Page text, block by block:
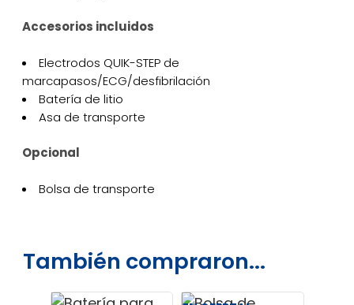
Accesorios incluidos
Electrodos QUIK-STEP de
marcapasos/ECG/desfibrilación
Batería de litio
Asa de transporte
Opcional
Bolsa de transporte
También compraron...